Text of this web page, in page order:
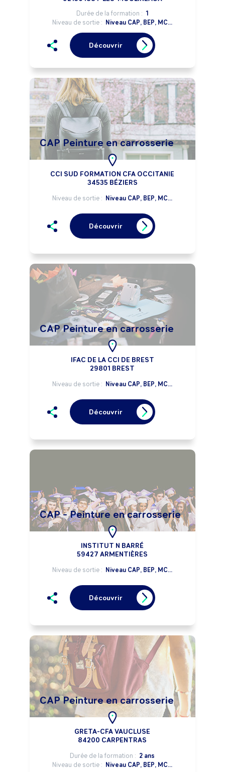
Durée de la formation : 1
Niveau de sortie : Niveau CAP, BEP, MC...
Découvrir
CAP Peinture en carrosserie
CCI SUD FORMATION CFA OCCITANIE
34535 BÉZIERS
Niveau de sortie : Niveau CAP, BEP, MC...
Découvrir
CAP Peinture en carrosserie
IFAC DE LA CCI DE BREST
29801 BREST
Niveau de sortie : Niveau CAP, BEP, MC...
Découvrir
CAP - Peinture en carrosserie
INSTITUT N BARRÉ
59427 ARMENTIÈRES
Niveau de sortie : Niveau CAP, BEP, MC...
Découvrir
CAP Peinture en carrosserie
GRETA-CFA VAUCLUSE
84200 CARPENTRAS
Durée de la formation : 2 ans
Niveau de sortie : Niveau CAP, BEP, MC...